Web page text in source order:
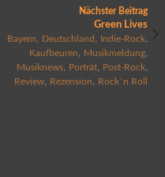
Nächster Beitrag
Green Lives
Bayern, Deutschland , Indie-Rock,
Kaufbeuren, Musikmeldung,
Musiknews, Porträt, Post-Rock,
Review, Rezension, Rock`n Roll